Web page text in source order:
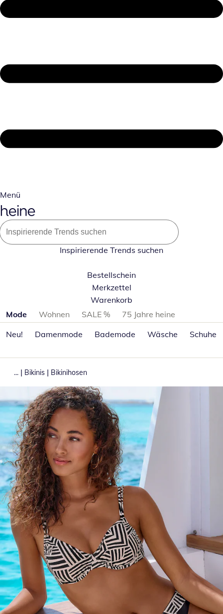
Menü
Inspirierende Trends suchen
Bestellschein
Merkzettel
Warenkorb
Produktkategorien überspringen
Mode Wohnen SALE %
75 Jahre heine
Neu!
Damenmode Bademode Wäsche Schuhe
... | Bikinis | Bikinihosen